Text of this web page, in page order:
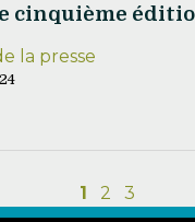
cinquième
la presse
1 2 3